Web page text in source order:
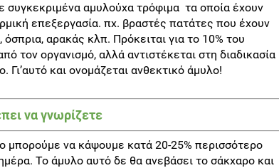
συγκεκριμένα αμυλούχα τρόφιμα τα οποία έχουν
επεξεργασία. πχ. βραστές πατάτες που έχουν
αρακάς κλπ. Πρόκειται για το 10% του
τον οργανισμό, αλλά αντιστέκεται στη διαδικασία
και ονομάζεται ανθεκτικό άμυλο!
να γνωρίζετε
μπορούμε να κάψουμε κατά 20-25% περισσότερο
Το άμυλο αυτό δε θα ανεβάσει το σάκχαρο και